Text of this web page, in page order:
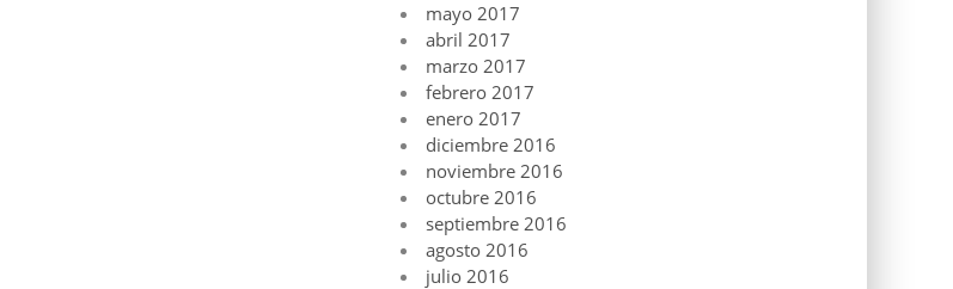
mayo 2017
abril 2017
marzo 2017
febrero 2017
enero 2017
diciembre 2016
noviembre 2016
octubre 2016
septiembre 2016
agosto 2016
julio 2016